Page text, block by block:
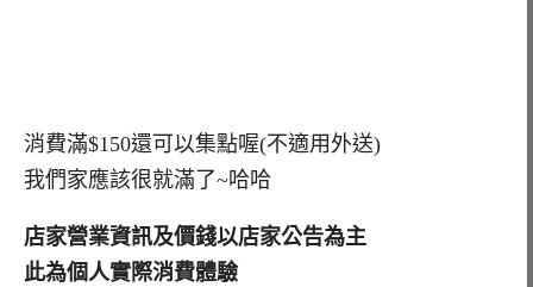
消費滿$150還可以集點喔(不適用外送)
我們家應該很就滿了~哈哈
店家營業資訊及價錢以店家公告為主
此為個人實際消費體驗